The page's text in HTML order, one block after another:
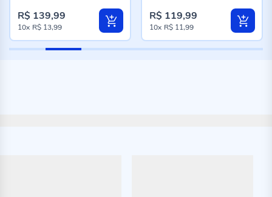
R$ 139,99
10x R$ 13,99
R$ 119,99
10x R$ 11,99